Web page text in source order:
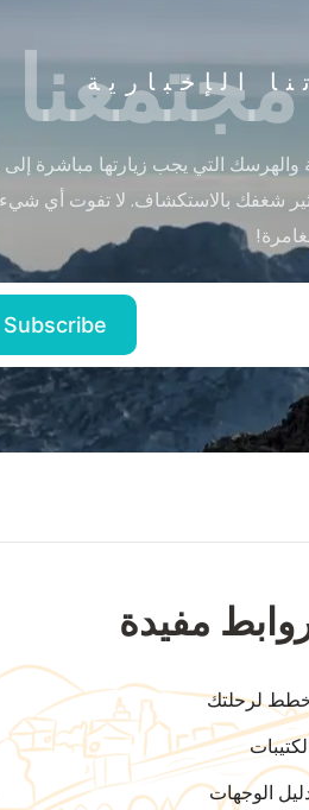
الإخبارية
التي يجب زيارتها مباشرة إلى
شغفك بالاستكشاف. لا تفوت أي
مفيدة
لرحلتك
الوجهات